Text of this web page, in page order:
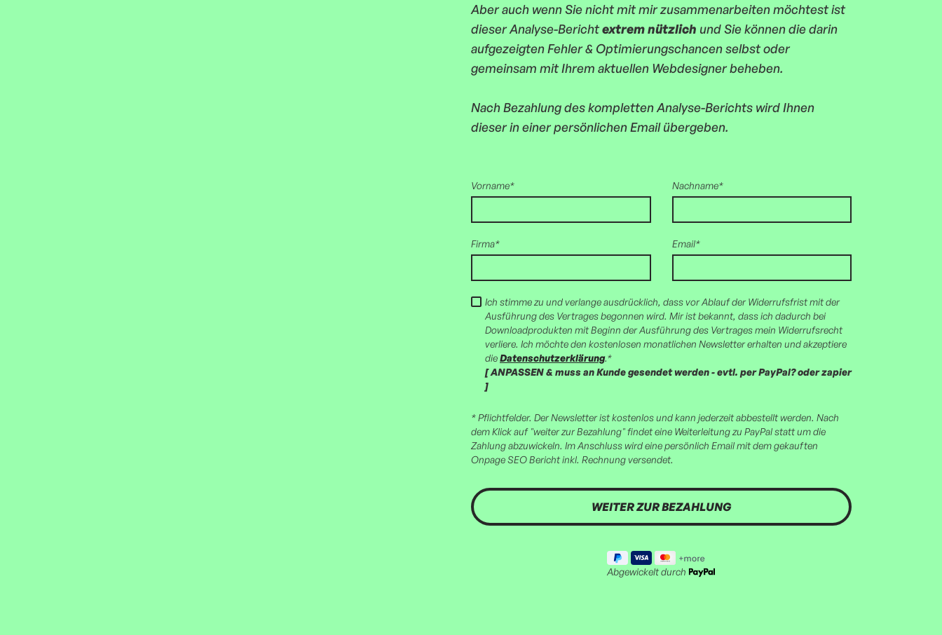
Aber auch wenn Sie nicht mit mir zusammenarbeiten möchtest ist
dieser Analyse-Berichtextrem nützlich und Sie können die darin
aufgezeigten Fehler & Optimierungschancen selbst oder
gemeinsam mit Ihrem aktuellen Webdesigner beheben.
Nach Bezahlung des kompletten Analyse-Berichts wird Ihnen
dieser in einer persönlichen Email übergeben.
Vorname* Nachname*
Firma* Email*
Ich stimme zu und verlange ausdrücklich, dass vor Ablauf der Widerrufsfrist mit der
Ausführung des Vertrages begonnen wird. Mir ist bekannt, dass ich dadurch bei
Downloadprodukten mit Beginn der Ausführung des Vertrages mein Widerrufsrecht
verliere. Ich möchte den kostenlosen monatlichen Newsletter erhalten und akzeptiere
dieDatenschutzerklärung.*
[ ANPASSEN & muss an Kunde gesendet werden - evtl. per PayPal? oder zapier
]
* Pflichtfelder. Der Newsletter ist kostenlos und kann jederzeit abbestellt werden. Nach
dem Klick auf "weiter zur Bezahlung" findet eine Weiterleitung zu PayPal statt um die
Zahlung abzuwickeln. Im Anschluss wird eine persönlich Email mit dem gekauften
Onpage SEO Bericht inkl. Rechnung versendet.
Abgewickelt durch